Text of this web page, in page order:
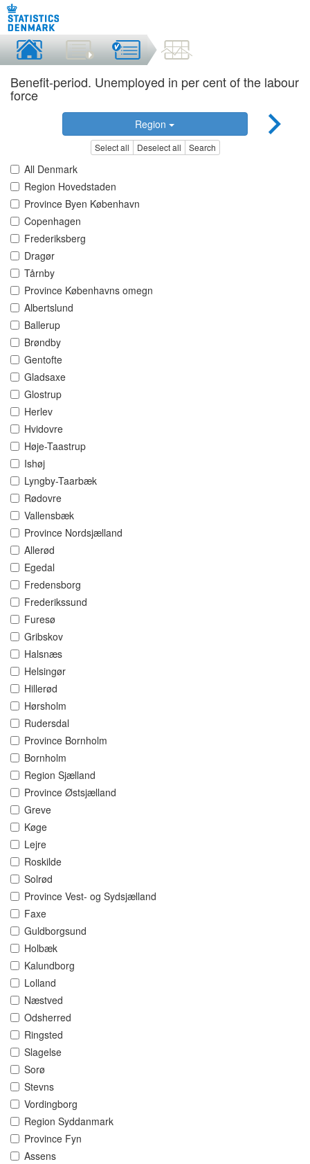
Benefit-period. Unemployed in per cent of the labour
force
Region
Select all Deselect all Search
All Denmark
Region Hovedstaden
Province Byen København
Copenhagen
Frederiksberg
Dragør
Tårnby
Province Københavns omegn
Albertslund
Ballerup
Brøndby
Gentofte
Gladsaxe
Glostrup
Herlev
Hvidovre
Høje-Taastrup
Ishøj
Lyngby-Taarbæk
Rødovre
Vallensbæk
Province Nordsjælland
Allerød
Egedal
Fredensborg
Frederikssund
Furesø
Gribskov
Halsnæs
Helsingør
Hillerød
Hørsholm
Rudersdal
Province Bornholm
Bornholm
Region Sjælland
Province Østsjælland
Greve
Køge
Lejre
Roskilde
Solrød
Province Vest- og Sydsjælland
Faxe
Guldborgsund
Holbæk
Kalundborg
Lolland
Næstved
Odsherred
Ringsted
Slagelse
Sorø
Stevns
Vordingborg
Region Syddanmark
Province Fyn
Assens